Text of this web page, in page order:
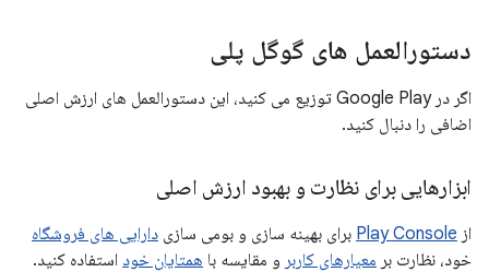
دستورالعمل های گوگل پلی
اگر در Google Play توزیع می کنید، این دستورالعمل های ارزش اصلی
اضافی را دنبال کنید.
ابزارهایی برای نظارت و بهبود ارزش اصلی
از Play Console برای بهینه سازی و بومی سازی دارایی های فروشگاه
خود، نظارت بر معیارهای کاربر و مقایسه با همتایان خود استفاده کنید.